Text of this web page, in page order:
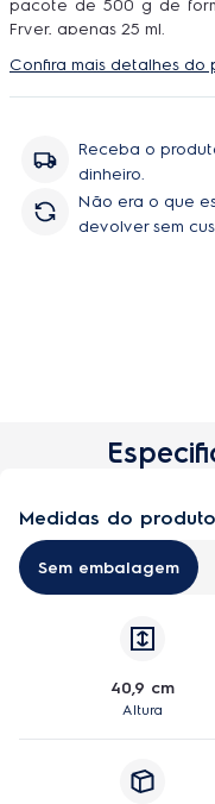
pacote de 500 g de
Fryer, apenas 25 ml.
Confira mais detalhes do
Receba o
dinheiro.
Não era o que
devolver sem
Medidas do produto
Sem embalagem
40,9 cm
Altura